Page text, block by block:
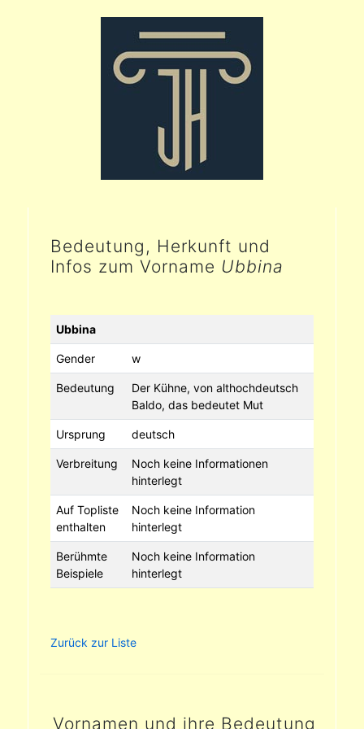
Bedeutung, Herkunft und
Infos zum Vorname Ubbina
Ubbina
Gender w
Bedeutung
Der Kühne, von althochdeutsch
Baldo, das bedeutet Mut
Ursprung deutsch
Verbreitung
Noch keine Informationen
hinterlegt
Auf Topliste
enthalten
Noch keine Information
hinterlegt
Berühmte
Beispiele
Noch keine Information
hinterlegt
Zurück zur Liste
Vornamen und ihre Bedeutung